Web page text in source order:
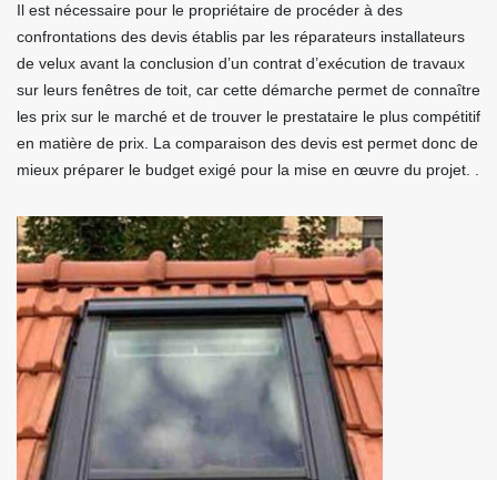
Il est nécessaire pour le propriétaire de procéder à des
confrontations des devis établis par les réparateurs installateurs
de velux avant la conclusion d’un contrat d’exécution de travaux
sur leurs fenêtres de toit, car cette démarche permet de connaître
les prix sur le marché et de trouver le prestataire le plus compétitif
en matière de prix. La comparaison des devis est permet donc de
mieux préparer le budget exigé pour la mise en œuvre du projet. .